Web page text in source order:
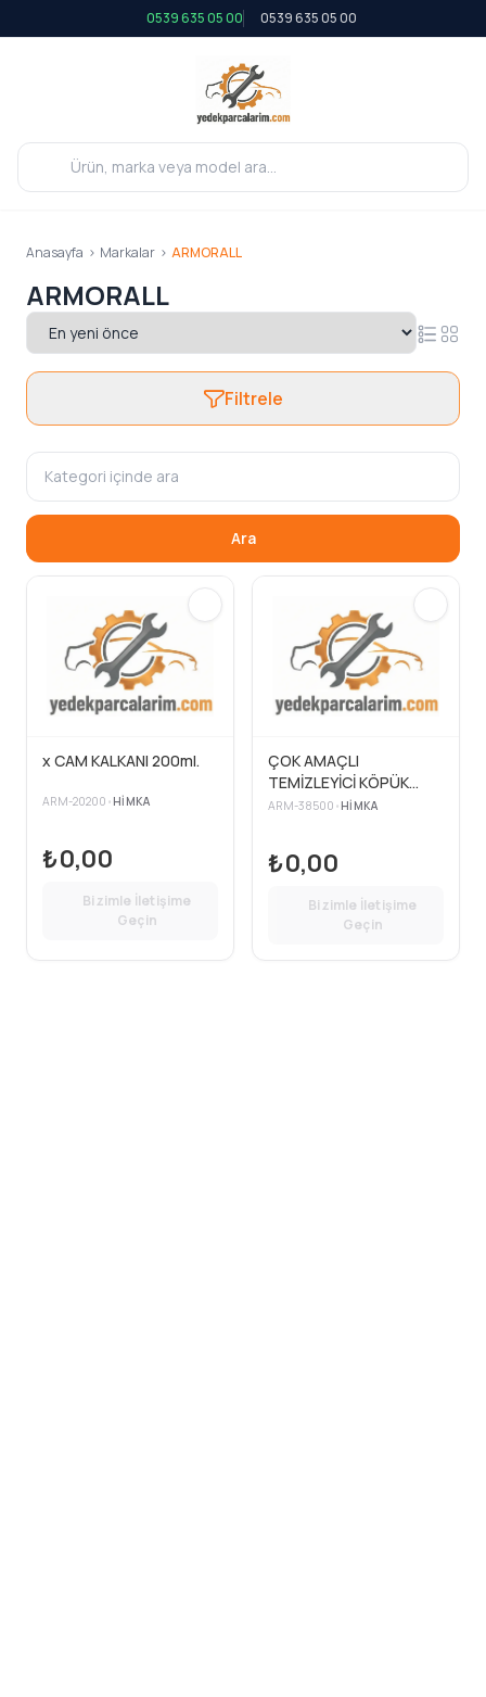
0539 635 05 00 0539 635 05 00
Anasayfa > Markalar > ARMORALL
ARMORALL
Filtrele
Ara
x CAM KALKANI 200ml.
ARM-20200 • HIMKA
₺0,00
Bizimle İletişime
Geçin
ÇOK AMAÇLI
TEMİZLEYİCİ KÖPÜK
500ml.
ARM-38500 • HIMKA
₺0,00
Bizimle İletişime
Geçin